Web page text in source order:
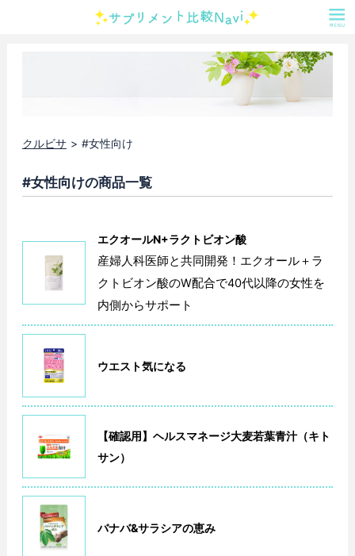
クルビサ #女性向け
#女性向けの商品一覧
エクオールN+ラクトビオン酸
産婦人科医師と共同開発！エクオール＋ラ
クトビオン酸のW配合で40代以降の女性を
内側からサポート
ウエスト気になる
【確認用】ヘルスマネージ大麦若葉青汁（キト
サン）
バナバ&サラシアの恵み